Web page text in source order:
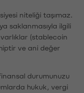
niteliği taşımaz.
saklanmasıyla ilgili
(stablecoin
ve ani değer
durumunuzu
hukuk, vergi